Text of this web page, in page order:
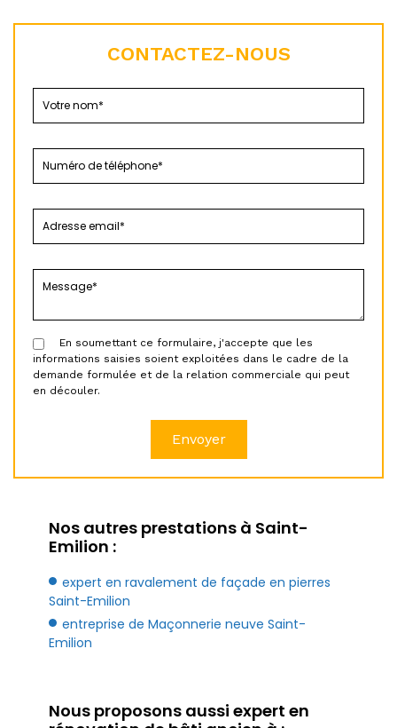
CONTACTEZ-NOUS
En soumettant ce formulaire, j'accepte que les
informations saisies soient exploitées dans le cadre de la
demande formulée et de la relation commerciale qui peut
en découler.
Nos autres prestations à Saint-
Emilion :
expert en ravalement de façade en pierres
Saint-Emilion
entreprise de Maçonnerie neuve Saint-
Emilion
Nous proposons aussi expert en